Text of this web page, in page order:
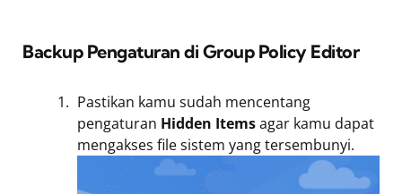
Backup Pengaturan di Group Policy Editor
Pastikan kamu sudah mencentang
pengaturan Hidden Itemsagar kamu dapat
mengakses file sistem yang tersembunyi.